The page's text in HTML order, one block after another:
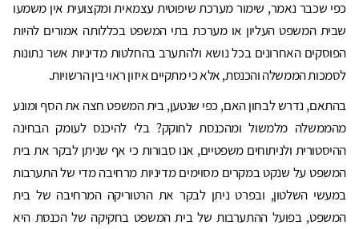
כפי שכבר נאמר, שימור מערכת שיפוטית עצמאית ומקצועית אין משמעו
שבית המשפט העליון או מערכת בתי המשפט בכללותה אמורים להיות
הפוסקים האחרונים בכל נושא ולהתערב בהחלטות מדיניות אשר נתונות
לסמכות הממשלה והכנסת, אלא כי מתקיים איזון ראוי בין הרשויות.
בהתאם, נדרש לבחון האם, כפי שנטען, בית המשפט חצה את הסף ומונע
מהממשלה מלמשול ומהכנסת לחוקק? בלי להיכנס לעומק הבחינה
ההיסטורית ולניתוחים משפטיים, אנו סבורות כי אף שניתן לבקר את בית
המשפט על שנקט במקרים מסוימים מדיניות מרחיבה מדי של התערבות
במעשי השלטון, ובפרט ניתן לבקר את הרטוריקה המרחיבה של בית
המשפט, בפועל ההתערבות של בית המשפט בחקיקה של הכנסת היא